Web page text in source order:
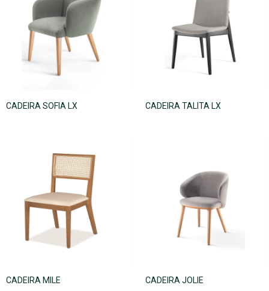
CADEIRA SOFIA LX CADEIRA TALITA LX
CADEIRA MILE CADEIRA JOLIE